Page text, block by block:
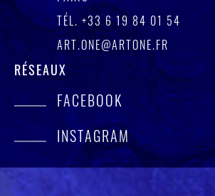
TÉL. +33 6 19 84 01 54
ART.ONE@ARTONE.FR
RÉSEAUX
FACEBOOK
INSTAGRAM